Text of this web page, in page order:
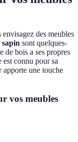
des meubles
sapin sont quelques-
de bois a ses propres
est connu pour sa
apporte une touche
vos meubles